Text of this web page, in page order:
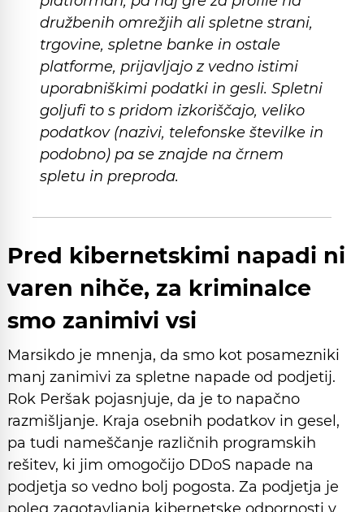
družbenih omrežjih ali spletne strani,
trgovine, spletne banke in ostale
platforme, prijavljajo z vedno istimi
uporabniškimi podatki in gesli. Spletni
goljufi to s pridom izkoriščajo, veliko
podatkov (nazivi, telefonske številke in
podobno) pa se znajde na črnem
spletu in preproda.
Pred kibernetskimi napadi ni
varen nihče, za kriminalce
smo zanimivi vsi
Marsikdo je mnenja, da smo kot posamezniki
manj zanimivi za spletne napade od podjetij.
Rok Peršak pojasnjuje, da je to napačno
razmišljanje. Kraja osebnih podatkov in gesel,
pa tudi nameščanje različnih programskih
rešitev, ki jim omogočijo DDoS napade na
podjetja so vedno bolj pogosta. Za podjetja je